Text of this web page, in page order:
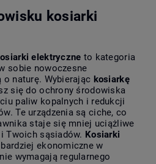
kosiarki
elektryczne to kategoria
sobie nowoczesne
o naturę. Wybierając kosiarkę
się do ochrony środowiska
paliw kopalnych i redukcji
Te urządzenia są ciche, co
staje się mniej uciążliwe
Twoich sąsiadów. Kosiarki
ekonomiczne w
wymagają regularnego